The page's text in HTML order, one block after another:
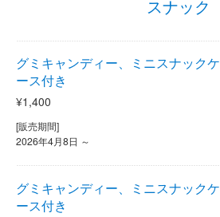
スナック
グミキャンディー、ミニスナックケ
ース付き
¥1,400
[販売期間]
2026年4月8日 ～
グミキャンディー、ミニスナックケ
ース付き